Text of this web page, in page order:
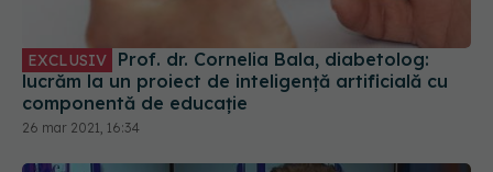
EXCLUSIV
lucrăm la un proiect de inteligență artificială cu
componentă de educație
26 mar 2021, 16:34